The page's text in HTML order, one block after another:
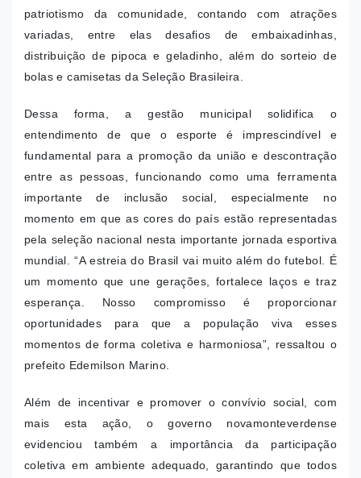
patriotismo da comunidade, contando com atrações
variadas, entre elas desafios de embaixadinhas,
distribuição de pipoca e geladinho, além do sorteio de
bolas e camisetas da Seleção Brasileira.
Dessa forma, a gestão municipal solidifica o
entendimento de que o esporte é imprescindível e
fundamental para a promoção da união e descontração
entre as pessoas, funcionando como uma ferramenta
importante de inclusão social, especialmente no
momento em que as cores do país estão representadas
pela seleção nacional nesta importante jornada esportiva
mundial. “A estreia do Brasil vai muito além do futebol. É
um momento que une gerações, fortalece laços e traz
esperança. Nosso compromisso é proporcionar
oportunidades para que a população viva esses
momentos de forma coletiva e harmoniosa”, ressaltou o
prefeito Edemilson Marino.
Além de incentivar e promover o convívio social, com
mais esta ação, o governo novamonteverdense
evidenciou também a importância da participação
coletiva em ambiente adequado, garantindo que todos